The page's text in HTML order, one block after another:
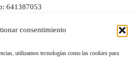
consentimiento
utilizamos tecnologías como las cookies para
641387053